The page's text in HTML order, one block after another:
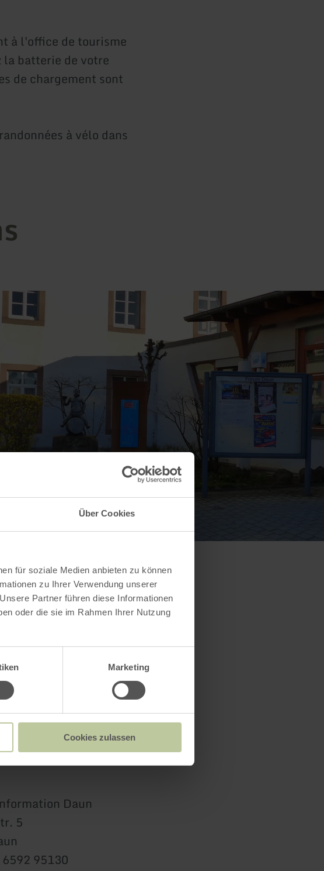
Über Cookies
für soziale Medien anbieten zu können
zu Ihrer Verwendung unserer
Partner führen diese Informationen
oder die sie im Rahmen Ihrer Nutzung
Marketing
Cookies zulassen
à l'office de tourisme
la batterie de votre
de chargement sont
à vélo dans
Daun
5
95130